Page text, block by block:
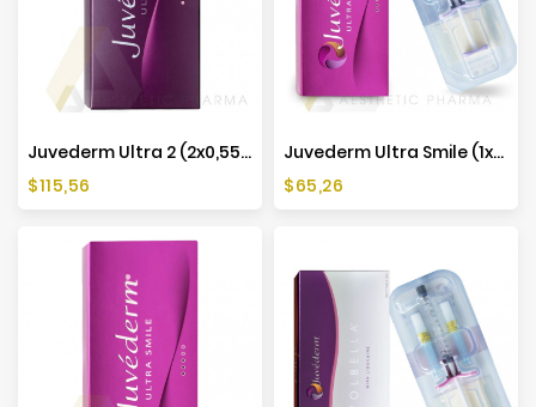
Juvederm Ultra 2 (2x0,55ml)
Cena
$115,56
Juvederm Ultra Smile (1x0,55ml)
Cena
$65,26